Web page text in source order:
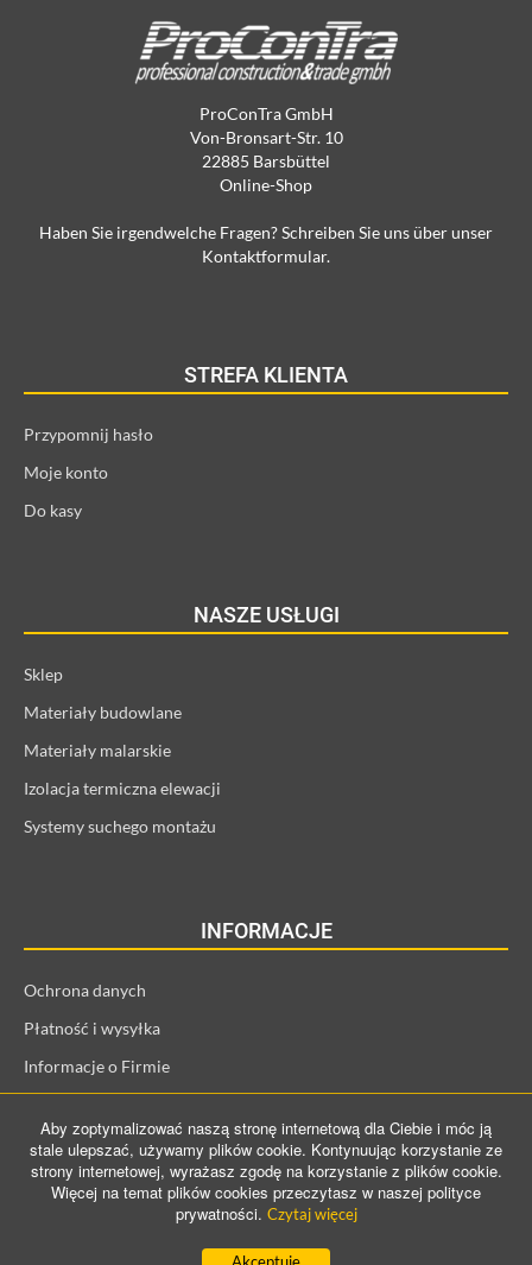
ProConTra GmbH
Von-Bronsart-Str. 10
22885 Barsbüttel
Online-Shop
Haben Sie irgendwelche Fragen? Schreiben Sie uns über unser
Kontaktformular.
STREFA KLIENTA
Przypomnij hasło
Moje konto
Do kasy
NASZE USŁUGI
Sklep
Materiały budowlane
Materiały malarskie
Izolacja termiczna elewacji
Systemy suchego montażu
INFORMACJE
Ochrona danych
Płatność i wysyłka
Informacje o Firmie
Prawo odstąpienia od umowy
©️ 2021 ProConTra GmbH. All Rights Reserved
Aby zoptymalizować naszą stronę internetową dla Ciebie i móc ją
stale ulepszać, używamy plików cookie. Kontynuując korzystanie ze
strony internetowej, wyrażasz zgodę na korzystanie z plików cookie.
Więcej na temat plików cookies przeczytasz w naszej polityce
prywatności. Czytaj więcej